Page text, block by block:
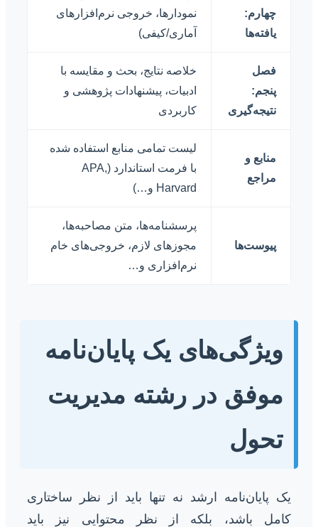
چهارم:
یافته‌ها
نمودارها، خروجی نرم‌افزارهای
آماری/کیفی)
فصل
پنجم:
نتیجه‌گیری
خلاصه نتایج، بحث و مقایسه با
ادبیات، پیشنهادات پژوهشی و
کاربردی
منابع و
مراجع
لیست تمامی منابع استفاده شده
با فرمت استاندارد (APA,
Harvard و…)
پیوست‌ها
پرسشنامه‌ها، متن مصاحبه‌ها،
مجوزهای لازم، خروجی‌های خام
نرم‌افزاری و…
ویژگی‌های یک پایان‌نامه
موفق در رشته مدیریت
تحول
یک پایان‌نامه ارشد نه تنها باید از نظر ساختاری
کامل باشد، بلکه از نظر محتوایی نیز باید